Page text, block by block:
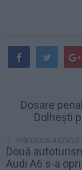
Dosare
Dolhești
PREVIOUS ARTICLE
Două
Audi A6 s-a